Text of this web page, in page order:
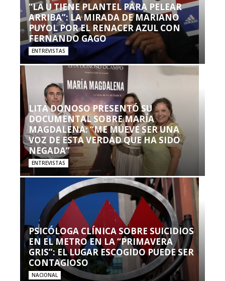
“LA U TIENE PLANTEL PARA PELEAR
ARRIBA”: LA MIRADA DE MARIANO
PUYOL POR EL RENACER AZUL CON
FERNANDO GAGO
ENTREVISTAS
LITA DONOSO PRESENTÓ SU
DOCUMENTAL SOBRE MARÍA
MAGDALENA: “ME MUEVE SER UNA
VOZ DE ESTA VERDAD QUE HA SIDO
NEGADA”
ENTREVISTAS
PSICÓLOGA CLÍNICA SOBRE SUICIDIOS
EN EL METRO EN LA “PRIMAVERA
GRIS”: EL LUGAR ESCOGIDO PUEDE SER
CONTAGIOSO
NACIONAL